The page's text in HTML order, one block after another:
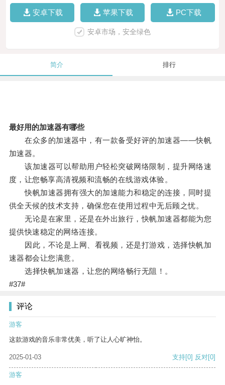
安卓下载 苹果下载 PC下载
安卓市场，安全绿色
简介 排行
最好用的加速器有哪些
在众多的加速器中，有一款备受好评的加速器——快帆
加速器。
该加速器可以帮助用户轻松突破网络限制，提升网络速
度，让您畅享高清视频和流畅的在线游戏体验。
快帆加速器拥有强大的加速能力和稳定的连接，同时提
供全天候的技术支持，确保您在使用过程中无后顾之忧。
无论是在家里，还是在外出旅行，快帆加速器都能为您
提供快速稳定的网络连接。
因此，不论是上网、看视频，还是打游戏，选择快帆加
速器都会让您满意。
选择快帆加速器，让您的网络畅行无阻！。
#37#
评论
游客
这款游戏的音乐非常优美，听了让人心旷神怡。
2025-01-03 支持[0] 反对[0]
游客